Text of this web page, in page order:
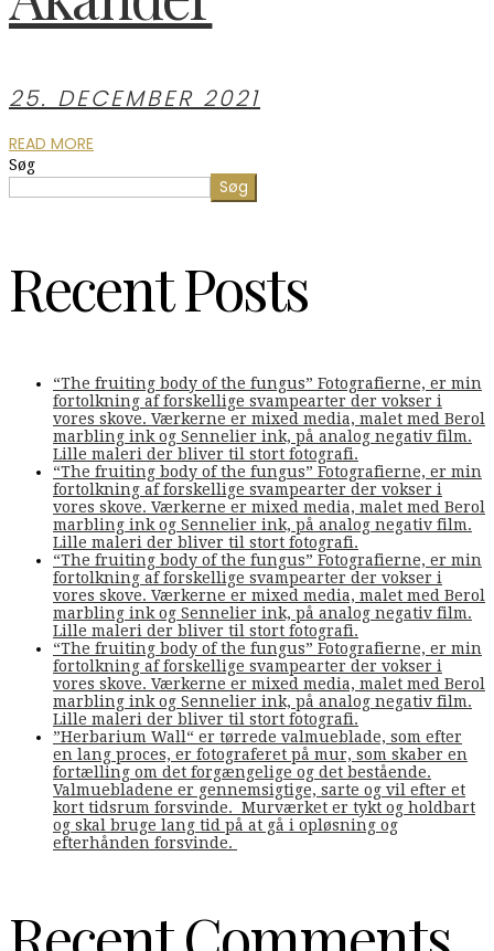
25. DECEMBER 2021
READ MORE
Søg
Søg
Recent Posts
“The fruiting body of the fungus” Fotografierne, er min
fortolkning af forskellige svampearter der vokser i
vores skove. Værkerne er mixed media, malet med Berol
marbling ink og Sennelier ink, på analog negativ film.
Lille maleri der bliver til stort fotografi.
“The fruiting body of the fungus” Fotografierne, er min
fortolkning af forskellige svampearter der vokser i
vores skove. Værkerne er mixed media, malet med Berol
marbling ink og Sennelier ink, på analog negativ film.
Lille maleri der bliver til stort fotografi.
“The fruiting body of the fungus” Fotografierne, er min
fortolkning af forskellige svampearter der vokser i
vores skove. Værkerne er mixed media, malet med Berol
marbling ink og Sennelier ink, på analog negativ film.
Lille maleri der bliver til stort fotografi.
“The fruiting body of the fungus” Fotografierne, er min
fortolkning af forskellige svampearter der vokser i
vores skove. Værkerne er mixed media, malet med Berol
marbling ink og Sennelier ink, på analog negativ film.
Lille maleri der bliver til stort fotografi.
”Herbarium Wall“ er tørrede valmueblade, som efter
en lang proces, er fotograferet på mur, som skaber en
fortælling om det forgængelige og det bestående.
Valmuebladene er gennemsigtige, sarte og vil efter et
kort tidsrum forsvinde. Murværket er tykt og holdbart
og skal bruge lang tid på at gå i opløsning og
efterhånden forsvinde.